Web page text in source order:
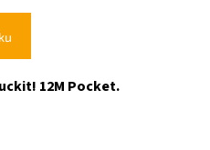
12M Pocket.